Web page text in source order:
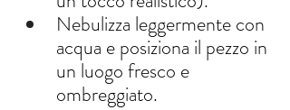
Nebulizza leggermente con
acqua e posiziona il pezzo in
un luogo fresco e
ombreggiato.